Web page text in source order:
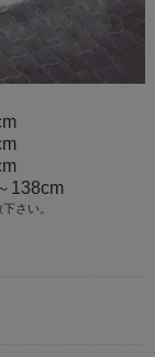
138cm
さい。